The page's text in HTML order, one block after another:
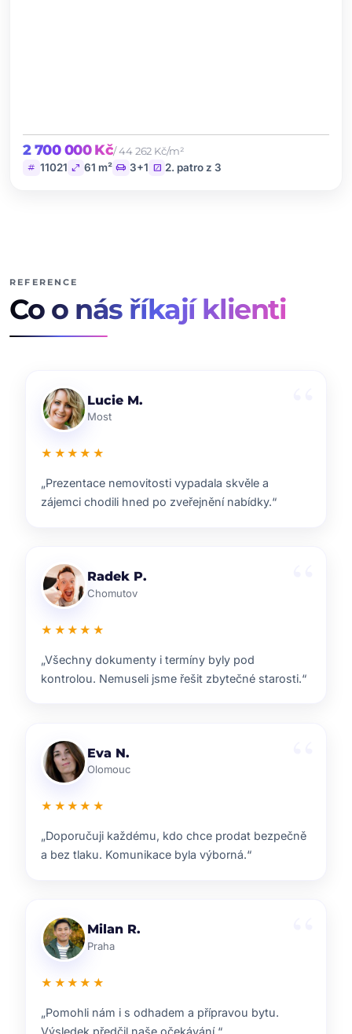
2 700 000 Kč/ 44 262 Kč/m²
tag 11021 open_in_full 61 m² chair 3+1 stairs 2. patro z 3
REFERENCE
Co o nás říkají klienti
Klára D.
Pardubice
★★★★★
„Rychlá reakce, dobrý marketing a férové jednání.
Přesně takhle si představuji realitní služby.“
Pavel B.
Brno
★★★★★
„Od prvního setkání bylo jasné, že ví, co dělají.
Prodej proběhl hladce a za dobrou cenu.“
Lenka T.
Plzeň
★★★★★
„Velmi příjemná spolupráce. Každý krok nám
vysvětlili a vždy jsme věděli, co nás čeká.“
Ondřej S.
Liberec
★★★★★
„ZOO reality nám pomohli s prodejem domu i s
navazujícím hledáním nového bydlení.“